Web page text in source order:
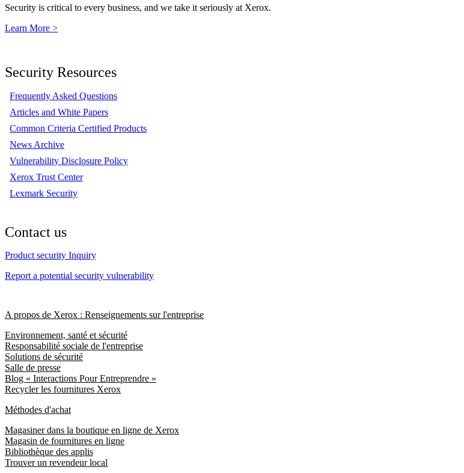
Security is critical to every business, and we take it seriously at Xerox.
Learn More >
Security Resources
Frequently Asked Questions
Articles and White Papers
Common Criteria Certified Products
News Archive
Vulnerability Disclosure Policy
Xerox Trust Center
Lexmark Security
Contact us
Product security Inquiry
Report a potential security vulnerability
A propos de Xerox : Renseignements sur l'entreprise
Environnement, santé et sécurité
Responsabilité sociale de l'entreprise
Solutions de sécurité
Salle de presse
Blog « Interactions Pour Entreprendre »
Recycler les fournitures Xerox
Méthodes d'achat
Magasiner dans la boutique en ligne de Xerox
Magasin de fournitures en ligne
Bibliothèque des applis
Trouver un revendeur local